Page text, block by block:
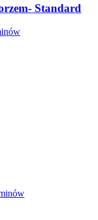
Standard